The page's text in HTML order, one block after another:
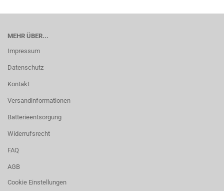
MEHR ÜBER...
Impressum
Datenschutz
Kontakt
Versandinformationen
Batterieentsorgung
Widerrufsrecht
FAQ
AGB
Cookie Einstellungen